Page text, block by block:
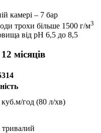
камері – 7 бар
трохи більше 1500 г/м3
від pH 6,5 до 8,5
місяців
куб.м/год (80 л/хв)
тривалий